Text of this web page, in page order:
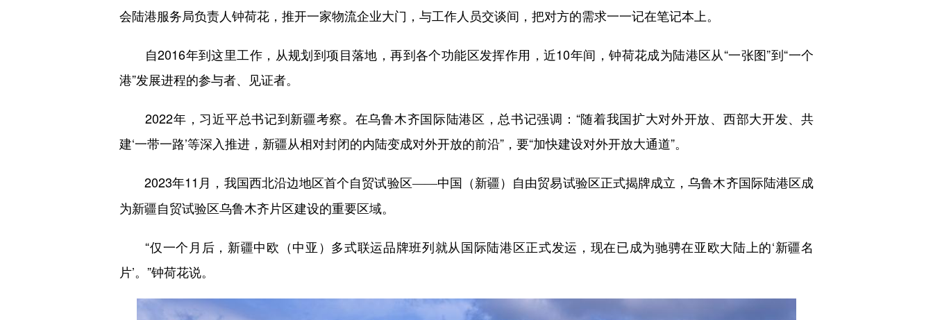
会陆港服务局负责人钟荷花，推开一家物流企业大门，与工作人员交谈间，把对方的需求一一记在笔记本上。
自2016年到这里工作，
从规划到项目落地，再到各个功能区发挥作用，近10年间，钟荷花成为陆港区从“一张图”到“一个
港”发展进程的参与者、见证者。
2022年，习近平总书记到新疆考察。在乌鲁木齐国际陆港区，总书记强调：“随着我国扩大对外开放、西部大开发、共
建‘一带一路’等深入推进，新疆从相对封闭的内陆变成对外开放的前沿”，要“加快建设对外开放大通道”。
2023年11月，我国西北沿边地区首个自贸试验区——中国（新疆）自由贸易试验区正式揭牌成立，乌鲁木齐国际陆港区成
为新疆自贸试验区乌鲁木齐片区建设的重要区域。
“仅一个月后，新疆中欧（中亚）多式联运品牌班列 就从国际陆港区正式发运，现在已成为驰骋在亚欧大陆上的‘新疆名
片’。”钟荷花说。